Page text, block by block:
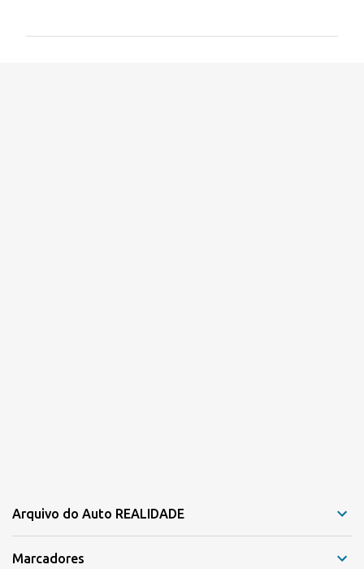
Arquivo do Auto REALIDADE
Marcadores